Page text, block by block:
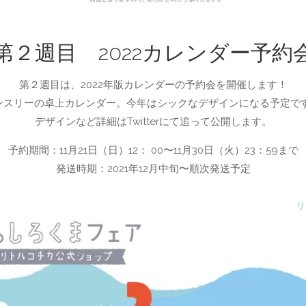
２週目 2022カレンダー予約
第２週目は、2022年版カレンダーの予約会を開催します！
スリーの卓上カレンダー。今年はシックなデザインになる予定で
デザインなど詳細はTwitterにて追って公開します。
予約期間：11月21日（日）12： 00〜11月30日（火）23：59まで
発送時期：2021年12月中旬〜順次発送予定